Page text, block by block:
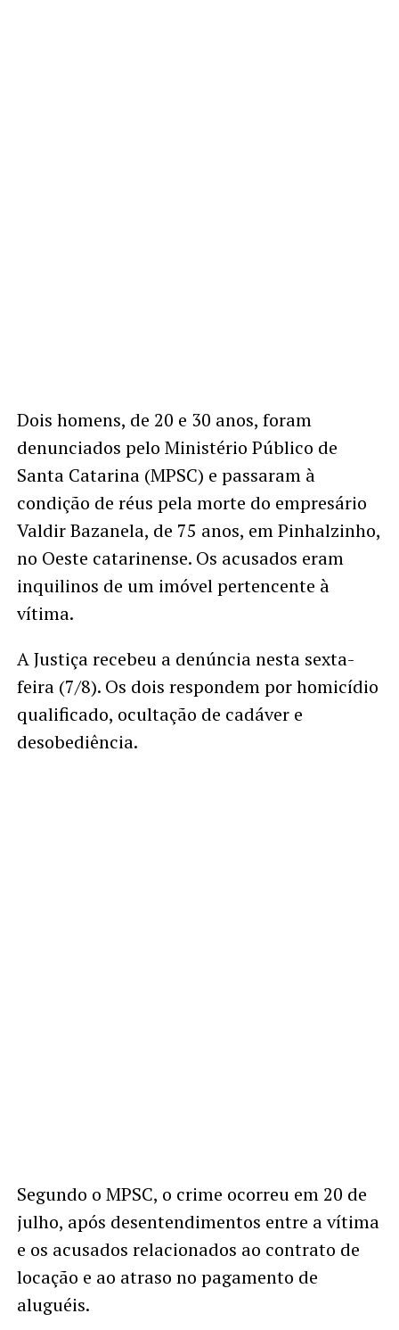
Dois homens, de 20 e 30 anos, foram
denunciados pelo Ministério Público de
Santa Catarina (MPSC) e passaram à
condição de réus pela morte do empresário
Valdir Bazanela, de 75 anos, em Pinhalzinho,
no Oeste catarinense. Os acusados eram
inquilinos de um imóvel pertencente à
vítima.
A Justiça recebeu a denúncia nesta sexta-
feira (7/8). Os dois respondem por homicídio
qualificado, ocultação de cadáver e
desobediência.
Segundo o MPSC, o crime ocorreu em 20 de
julho, após desentendimentos entre a vítima
e os acusados relacionados ao contrato de
locação e ao atraso no pagamento de
aluguéis.